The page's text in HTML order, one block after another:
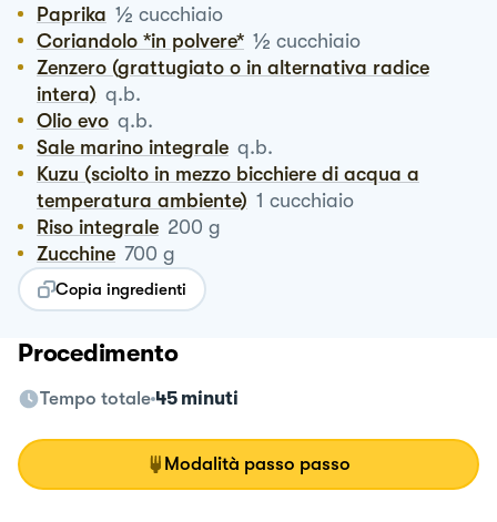
Paprika ½ cucchiaio
Coriandolo *in polvere* ½ cucchiaio
Zenzero (grattugiato o in alternativa radice
intera) q.b.
Olio evo q.b.
Sale marino integrale q.b.
Kuzu (sciolto in mezzo bicchiere di acqua a
temperatura ambiente) 1 cucchiaio
Riso integrale 200 g
Zucchine 700 g
Copia ingredienti
Procedimento
Tempo totale 45 minuti
Modalità passo passo